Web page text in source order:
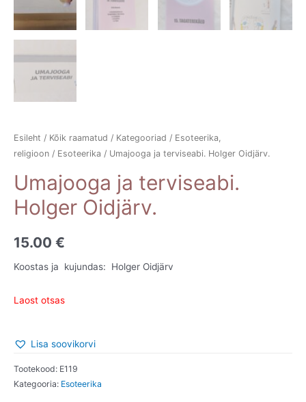
Esileht / Kõik raamatud / Kategooriad / Esoteerika,
religioon / Esoteerika / Umajooga ja terviseabi. Holger Oidjärv.
Umajooga ja terviseabi.
Holger Oidjärv.
15.00 €
Koostas ja kujundas: Holger Oidjärv
Laost otsas
Lisa soovikorvi
Tootekood: E119
Kategooria: Esoteerika